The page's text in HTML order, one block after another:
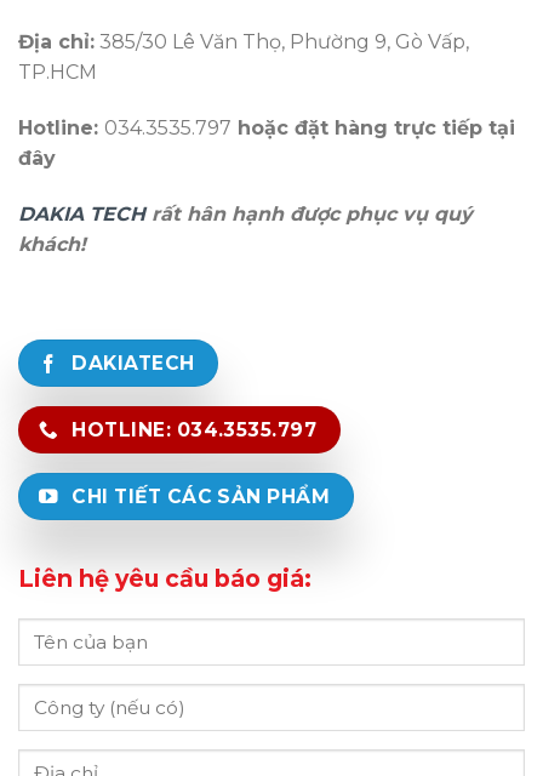
Địa chỉ: 385/30 Lê Văn Thọ, Phường 9, Gò Vấp,
TP.HCM
Hotline: 034.3535.797 hoặc đặt hàng trực tiếp tại
đây
DAKIA TECHrất hân hạnh được phục vụ quý
khách!
DAKIATECH
HOTLINE: 034.3535.797
CHI TIẾT CÁC SẢN PHẨM
Liên hệ yêu cầu báo giá: